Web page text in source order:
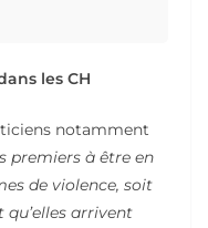
les CH
notamment
premiers à être en
de violence, soit
qu’elles arrivent